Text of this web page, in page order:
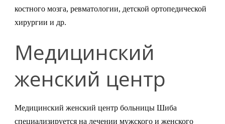
костного мозга, ревматологии, детской ортопедической
хирургии и др.
Медицинский
женский центр
Медицинский женский центр больницы Шиба
специализируется на лечении мужского и женского